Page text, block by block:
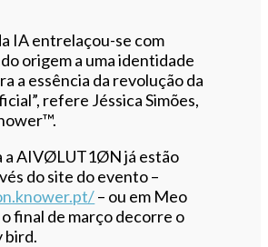
IA entrelaçou-se com
origem a uma identidade
a essência da revolução da
refere Jéssica Simões,
a AIVØLUT1ØN já estão
do site do evento –
– ou em Meo
final de março decorre o
bird.